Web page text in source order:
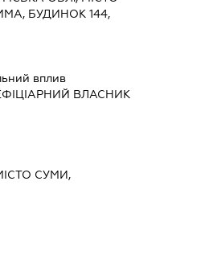
БУДИНОК 144,
вплив
ВЛАСНИК
СУМИ,